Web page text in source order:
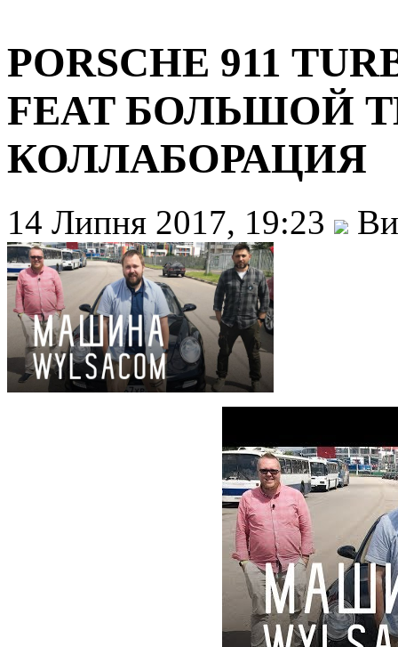
PORSCHE 911
FEAT БОЛЬШОЙ
КОЛЛАБОРАЦИЯ
14 Липня 2017, 19:23